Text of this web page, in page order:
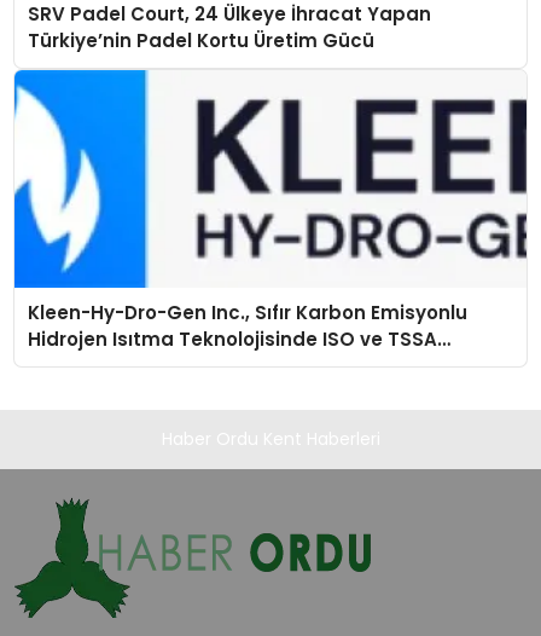
SRV Padel Court, 24 Ülkeye İhracat Yapan
Türkiye’nin Padel Kortu Üretim Gücü
Kleen-Hy-Dro-Gen Inc., Sıfır Karbon Emisyonlu
Hidrojen Isıtma Teknolojisinde ISO ve TSSA
Düzenleyici Onaylarını Aldı